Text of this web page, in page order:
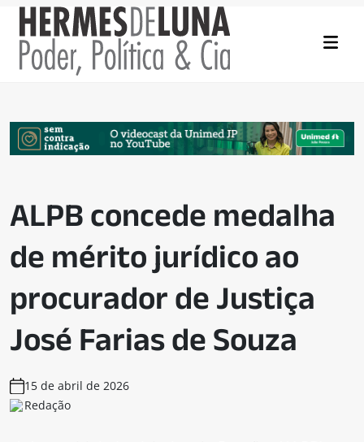
ALPB concede medalha
de mérito jurídico ao
procurador de Justiça
José Farias de Souza
15 de abril de 2026
Redação